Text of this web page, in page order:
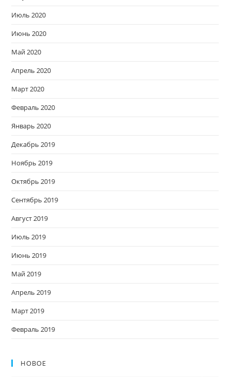
Июль 2020
Июнь 2020
Май 2020
Апрель 2020
Март 2020
Февраль 2020
Январь 2020
Декабрь 2019
Ноябрь 2019
Октябрь 2019
Сентябрь 2019
Август 2019
Июль 2019
Июнь 2019
Май 2019
Апрель 2019
Март 2019
Февраль 2019
НОВОЕ